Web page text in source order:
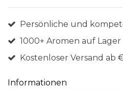
Persönliche und
1000+ Aromen auf Lager
Kostenloser Versand ab
Informationen